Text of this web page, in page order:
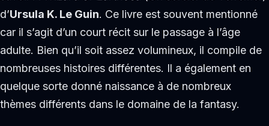
d’Ursula K. Le Guin. Ce livre est souvent mentionné
car il s’agit d’un court récit sur le passage à l’âge
adulte. Bien qu’il soit assez volumineux, il compile de
nombreuses histoires différentes. Il a également en
quelque sorte donné naissance à de nombreux
thèmes différents dans le domaine de la fantasy.